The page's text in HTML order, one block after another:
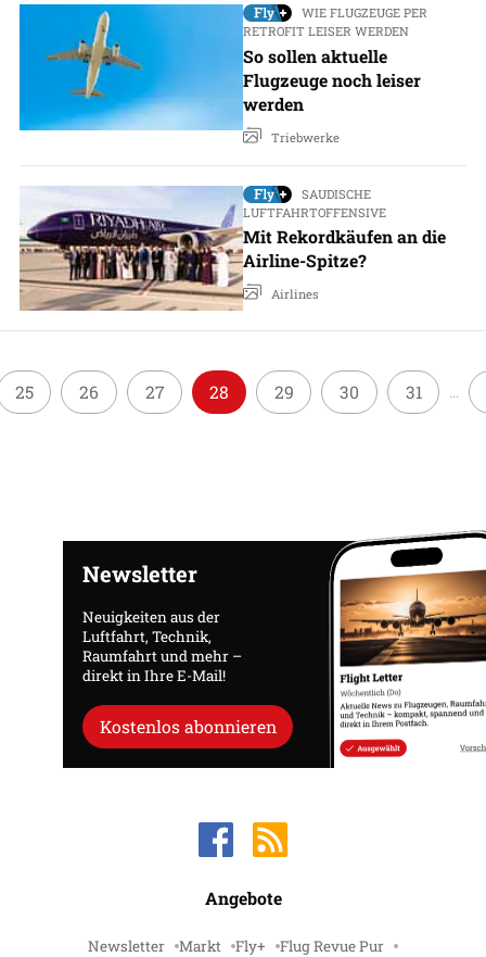
WIE FLUGZEUGE PER
RETROFIT LEISER WERDEN
So sollen aktuelle
Flugzeuge noch leiser
werden
Triebwerke
SAUDISCHE
LUFTFAHRTOFFENSIVE
Mit Rekordkäufen an die
Airline-Spitze?
Airlines
25 26 27 28 29 30 31 ...
Newsletter
Neuigkeiten aus der
Luftfahrt, Technik,
Raumfahrt und mehr –
direkt in Ihre E-Mail!
Kostenlos abonnieren
Angebote
Newsletter Markt Fly+ Flug Revue Pur